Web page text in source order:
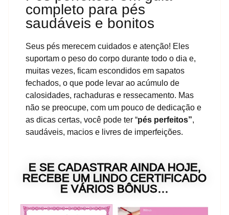
completo para pés
saudáveis e bonitos
Seus pés merecem cuidados e atenção! Eles
suportam o peso do corpo durante todo o dia e,
muitas vezes, ficam escondidos em sapatos
fechados, o que pode levar ao acúmulo de
calosidades, rachaduras e ressecamento. Mas
não se preocupe, com um pouco de dedicação e
as dicas certas, você pode ter “pés perfeitos”,
saudáveis, macios e livres de imperfeições.
E SE CADASTRAR AINDA HOJE,
RECEBE UM LINDO CERTIFICADO
E VÁRIOS BÔNUS…